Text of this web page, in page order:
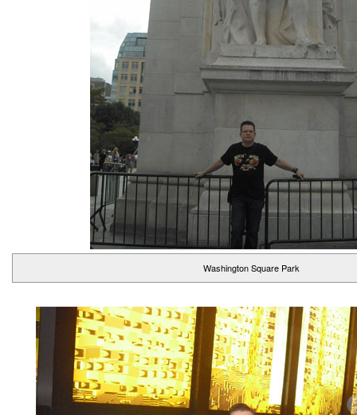
Washington Square Park